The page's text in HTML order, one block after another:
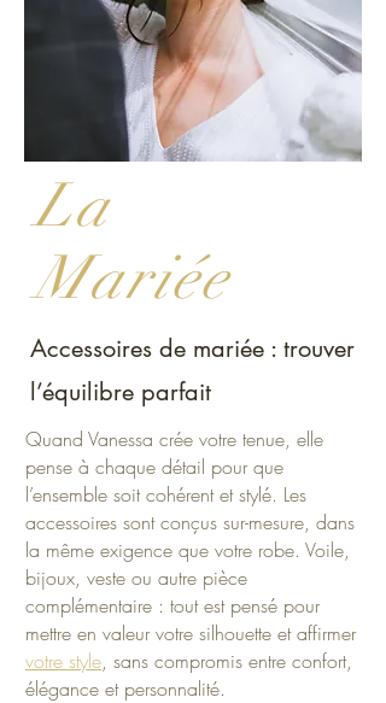
La
Mariée
Accessoires de mariée : trouver
l’équilibre parfait
Quand Vanessa crée votre tenue, elle
pense à chaque détail pour que
l’ensemble soit cohérent et stylé. Les
accessoires sont conçus sur-mesure, dans
la même exigence que votre robe. Voile,
bijoux, veste ou autre pièce
complémentaire : tout est pensé pour
mettre en valeur votre silhouette et affirmer
votre style, sans compromis entre confort,
élégance et personnalité.